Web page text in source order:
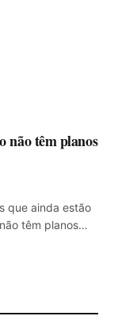
não têm planos
que ainda estão
têm planos…